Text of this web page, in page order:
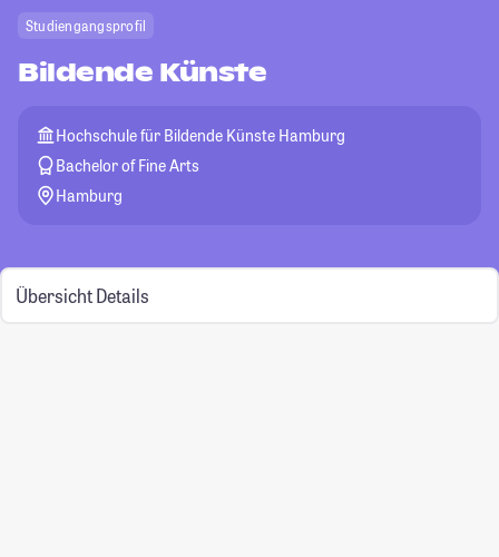
Studiengangsprofil
Bildende Künste
Hochschule für Bildende Künste Hamburg
Bachelor of Fine Arts
Hamburg
Übersicht Details